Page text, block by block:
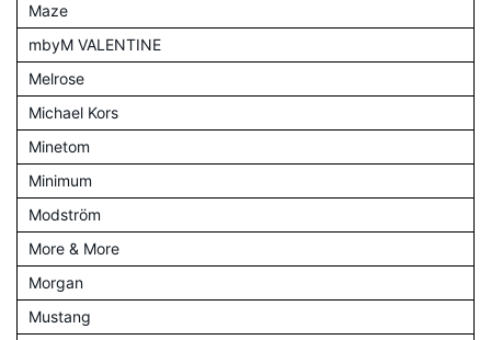
Maze
mbyM VALENTINE
Melrose
Michael Kors
Minetom
Minimum
Modström
More & More
Morgan
Mustang